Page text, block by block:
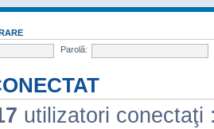
Parolă:
utilizatori conectaţi